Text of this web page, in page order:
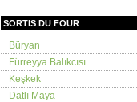
SORTIS DU FOUR
Büryan
Fürreyya Balıkcısı
Keşkek
Datlı Maya